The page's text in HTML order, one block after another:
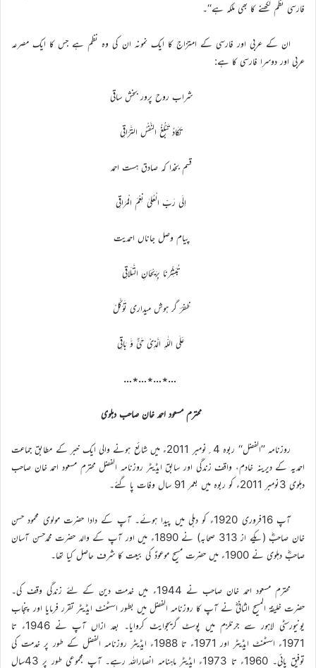
فارسی نظم لکھنے کا بھی ملکہ ہے‘‘۔
ان کے عربی اور فارسی کے امتزاج کا ایک نمونہ ان کی وہ نظم ہے جس کا ایک مصرعہ
عربی اور دوسرا فارسی کا ہے:
شراب روح پرور بخش ساقی
تَکَادُ تَبْلُغُ النَّفْسُ التَّرَاقِی
قسم بخدا کہ صادق ہست احمد
اِلَی رَبِّ الْعُلیٰ نِعْمَ الْمُرَاقِی
پیام وصل جاناں احمدیت
تُبَشِّرُنَا بِرَیْحَانِ التَّلَاقِی
ظفرؔ گر ہوش میداری تَوَکَّلْ
عَلَی اللّٰہِ الَّذِیْ حَیٌّ وَّ بَاقِی
…٭…٭…٭…
محترم مسعود احمد خان صاحب دہلوی
روزنامہ ’’الفضل‘‘ ربوہ 4؍نومبر 2011ء میں شائع ہونے والی ایک خبر کے مطابق جماعت
احمدیہ کے دیرینہ خادم، واقف زندگی اور سابق ایڈیٹر روزنامہ الفضل محترم مسعود احمد خان صاحب
دہلوی 3نومبر 2011ء کو ربوہ میں بعمر 91 سال وفات پا گئے۔
آپ 16فروری 1920ء کو دہلی میں پیدا ہوئے۔ آپ کے دادا حضرت مولوی محمود حسن
خان صاحبؓ (یکے از 313 صحابہ) نے 1890ء میں اور آپ کے والد حضرت محمدحسن آسان
صاحبؓ دہلوی نے 1900ء میں حضرت مسیح موعودؑ کی بیعت کا شرف حاصل کیا تھا۔
محترم مسعود احمد خان صاحب نے 1944ء میں خدمت دین کے لئے زندگی وقف کی۔
حضرت خلیفۃ المسیح الثانیؓ نے آپ کا روزنامہ الفضل میں بطور اسسٹنٹ ایڈیٹر تقرر فرمایا اور پنجاب
یونیورسٹی لاہور سے جرنلزم میں پوسٹ گریجوایٹ کروایا۔ بعد ازاں آپ نے 1946ء تا
1971ء اسسٹنٹ ایڈیٹر اور 1971ء تا 1988ء ایڈیٹر روزنامہ الفضل کے طور پر خدمت کی
توفیق پائی۔ 1960ء تا 1973ء ایڈیٹر ماہنامہ انصاراللہ رہے۔ آپ مجموعی طور پر 43سال